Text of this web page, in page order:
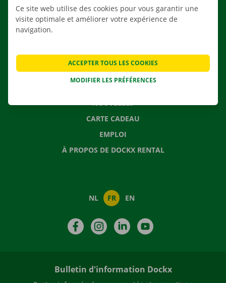
APPLI
SOLUTIONS DE DÉMÉNAGEMENT
CONTACTEZ NOUS
NOUVELLES
CARTE CADEAU
EMPLOI
À PROPOS DE DOCKX RENTAL
NL FR EN
FacebookInstagramLinkedIn
Bulletin d'information Dockx
Ce site web utilise des cookies pour vous garantir une
visite optimale et améliorer votre expérience de
navigation.
MODIFIER LES PRÉFÉRENCES
ACCEPTER TOUS LES COOKIES